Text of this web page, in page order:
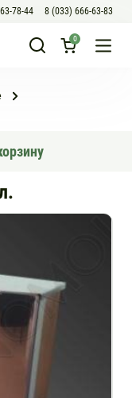
78-44 8 (033) 666-63-83
0